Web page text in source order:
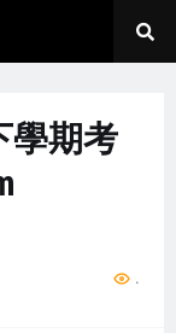
學期考
...